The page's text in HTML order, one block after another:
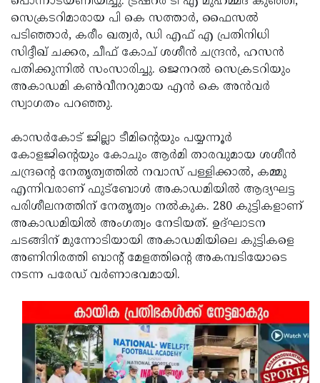
സെക്രടറിമാരായ പി കെ സത്താര്‍, ഫൈസല്‍
പടിഞ്ഞാര്‍, കരീം ഖത്വര്‍, ഡി എഫ് എ പ്രതിനിധി
സിദ്ദീഖ് ചക്കര, ചീഫ് കോച് ശശീന്‍ ചന്ദ്രന്‍, ഹസന്‍
പതിക്കുന്നില്‍ സംസാരിച്ചു. ജെനറല്‍ സെക്രടറിയും
അകാഡമി കണ്‍വീനറുമായ എന്‍ കെ അന്‍വര്‍
സ്വാഗതം പറഞ്ഞു.
കാസര്‍കോട് ജില്ലാ ടീമിന്റെയും പയ്യന്നൂര്‍
കോളജിന്റെയും കോചും ആര്‍മി താരവുമായ ശശീന്‍
ചന്ദ്രന്റെ നേതൃത്വത്തിൽ നവാസ് പള്ളിക്കാല്‍, കമ്മു
എന്നിവരാണ് ഫുട്‌ബോള്‍ അകാഡമിയില്‍ ആദ്യഘട്ട
പരിശീലനത്തിന് നേതൃത്വം നല്‍കുക. 280 കുട്ടികളാണ്
അകാഡമിയില്‍ അംഗത്വം നേടിയത്. ഉദ്ഘാടന
ചടങ്ങിന് മുന്നോടിയായി അകാഡമിയിലെ കുട്ടികളെ
അണിനിരത്തി ബാന്റ് മേളത്തിന്റെ അകമ്പടിയോടെ
നടന്ന പരേഡ് വർണാഭവമായി.